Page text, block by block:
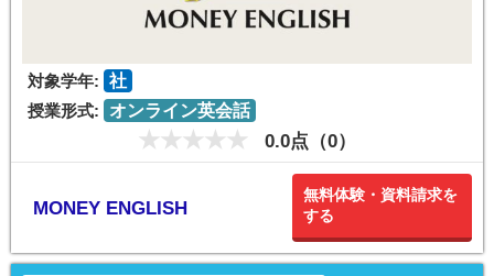
対象学年: 社
授業形式:
オンライン英会話
0.0点（0）
MONEY ENGLISH
無料体験・資料請求を
する